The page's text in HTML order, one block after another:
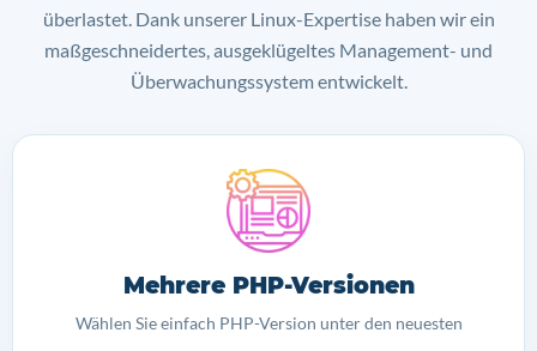
überlastet. Dank unserer Linux-Expertise haben wir ein
maßgeschneidertes, ausgeklügeltes Management- und
Überwachungssystem entwickelt.
Mehrere PHP-Versionen
Wählen Sie einfach PHP-Version unter den neuesten